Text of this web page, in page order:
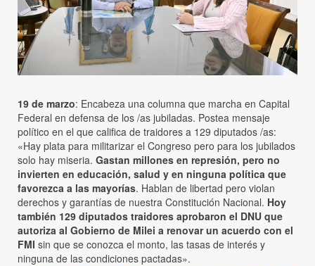
19 de marzo: Encabeza una columna que marcha en Capital
Federal en defensa de los /as jubiladas. Postea mensaje
político en el que califica de traidores a 129 diputados /as:
«Hay plata para militarizar el Congreso pero para los jubilados
solo hay miseria. Gastan millones en represión, pero no
invierten en educación, salud y en ninguna política que
favorezca a las mayorías. Hablan de libertad pero violan
derechos y garantías de nuestra Constitución Nacional. Hoy
también 129 diputados traidores aprobaron el DNU que
autoriza al Gobierno de Milei a renovar un acuerdo con el
FMI sin que se conozca el monto, las tasas de interés y
ninguna de las condiciones pactadas».